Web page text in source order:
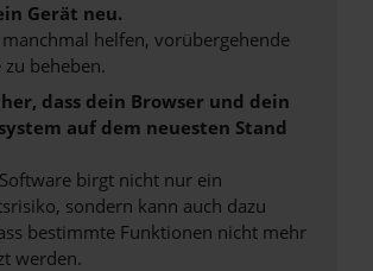
Gerät neu.
helfen, vorübergehende
beheben.
dass dein Browser und dein
auf dem neuesten Stand
birgt nicht nur ein
sondern kann auch dazu
bestimmte Funktionen nicht mehr
werden.